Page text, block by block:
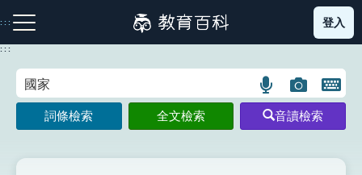
到
主
:::
注音索引圖示 筆畫索引圖示 部首索引表圖示
登入
:::
語
言
搜
圖
片
搜
開
鍵
圖
詞條檢索 全文檢索 音讀檢索